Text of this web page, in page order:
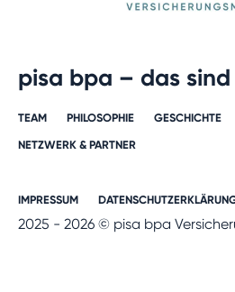
pisa bpa – das
TEAM PHILOSOPHIE GESCHICHTE​
NETZWERK & PARTNER​
IMPRESSUM
2025 - 2026 © pisa bpa